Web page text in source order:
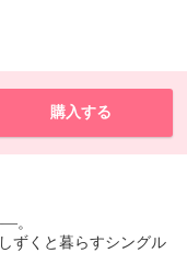
購入する
。
ずくと暮らすシングル